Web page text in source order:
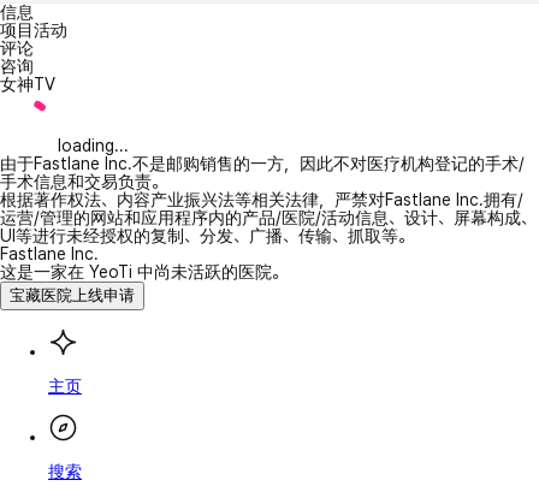
信息
项目活动
评论
咨询
女神TV
loading...
由于Fastlane Inc.不是邮购销售的一方，因此不对医疗机构登记的手术/
手术信息和交易负责。
根据著作权法、内容产业振兴法等相关法律，严禁对Fastlane Inc.拥有/
运营/管理的网站和应用程序内的产品/医院/活动信息、设计、屏幕构成、
UI等进行未经授权的复制、分发、广播、传输、抓取等。
Fastlane Inc.
这是一家在 YeoTi 中尚未活跃的医院。
宝藏医院上线申请
主页
搜索